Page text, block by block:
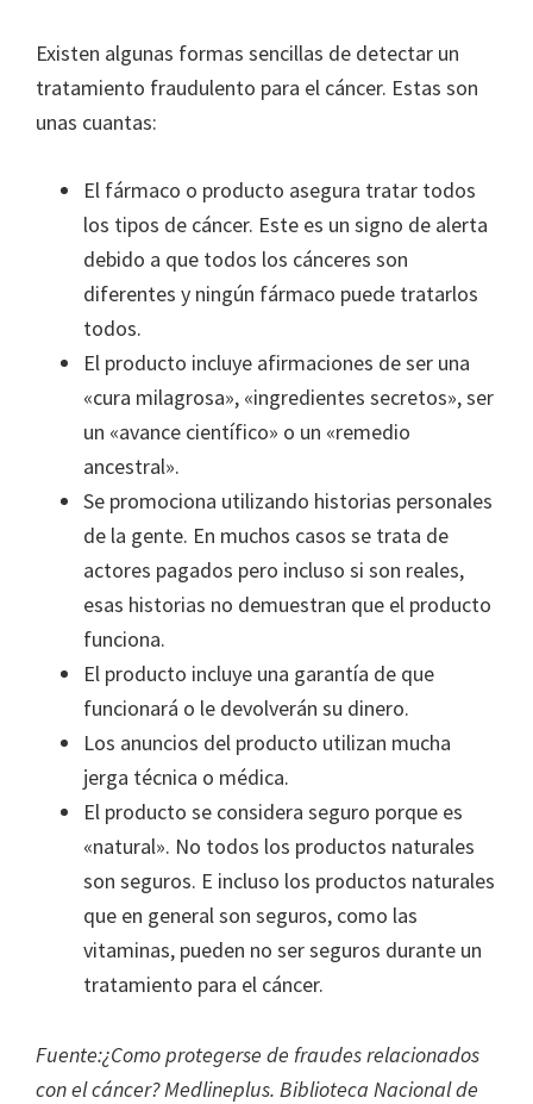
Existen algunas formas sencillas de detectar un
tratamiento fraudulento para el cáncer. Estas son
unas cuantas:
El fármaco o producto asegura tratar todos
los tipos de cáncer. Este es un signo de alerta
debido a que todos los cánceres son
diferentes y ningún fármaco puede tratarlos
todos.
El producto incluye afirmaciones de ser una
«cura milagrosa», «ingredientes secretos», ser
un «avance científico» o un «remedio
ancestral».
Se promociona utilizando historias personales
de la gente. En muchos casos se trata de
actores pagados pero incluso si son reales,
esas historias no demuestran que el producto
funciona.
El producto incluye una garantía de que
funcionará o le devolverán su dinero.
Los anuncios del producto utilizan mucha
jerga técnica o médica.
El producto se considera seguro porque es
«natural». No todos los productos naturales
son seguros. E incluso los productos naturales
que en general son seguros, como las
vitaminas, pueden no ser seguros durante un
tratamiento para el cáncer.
Fuente:¿Como protegerse de fraudes relacionados
con el cáncer? Medlineplus. Biblioteca Nacional de